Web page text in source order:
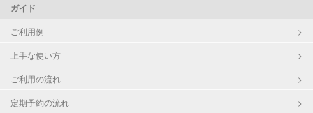
ガイド
ご利用例
上手な使い方
ご利用の流れ
定期予約の流れ